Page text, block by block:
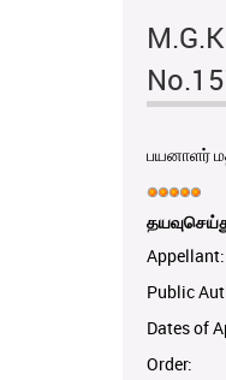
பயனாளர்
Public
Dates of
Order: